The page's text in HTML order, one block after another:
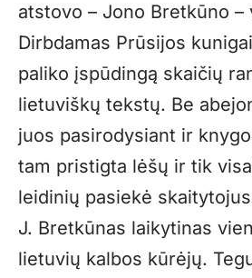
atstovo – Jono Bretkūno –
Dirbdamas Prūsijos
paliko įspūdingą skaičių
lietuviškų tekstų. Be
juos pasirodysiant ir
tam pristigta lėšų ir tik
leidinių pasiekė
J. Bretkūnas laikytinas
lietuvių kalbos kūrėjų.